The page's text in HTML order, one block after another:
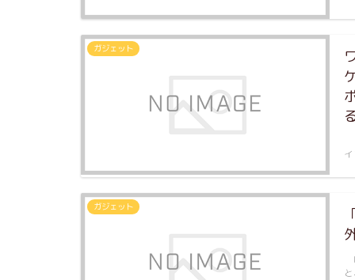
ガジェット
ガジェット